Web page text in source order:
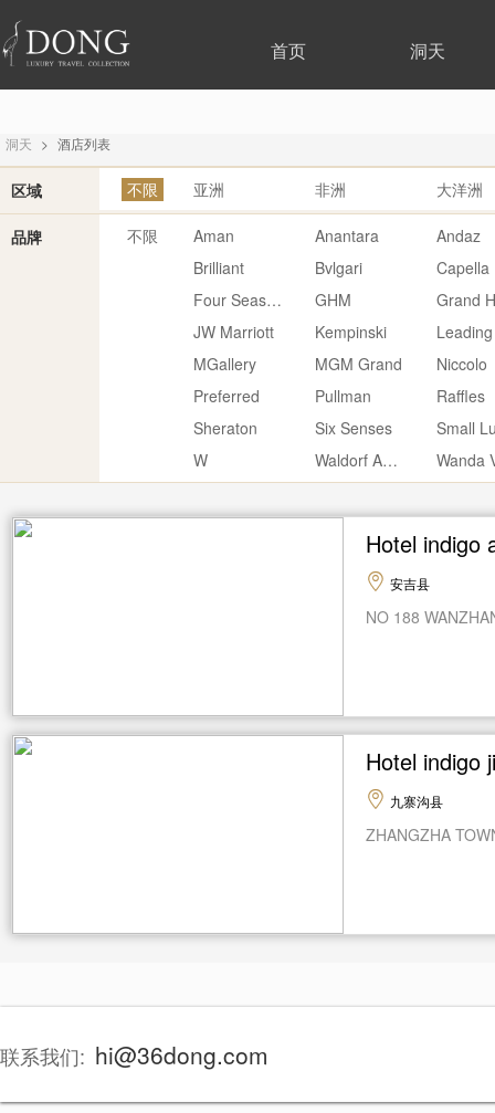
首页 洞天
洞天 > 酒店列表
区域 不限 亚洲 非洲 大洋洲
品牌 不限 Aman Anantara
Andaz
Brilliant
Bvlgari
Capella
Four Seasons
GHM
Grand
JW Marriott
Kempinski
Leading
MGallery
MGM Grand
Niccolo
Preferred
Pullman
Raffles
Sheraton
Six Senses
W
Waldorf Astoria Wanda
Hotel indigo
安吉县
NO 188
Hotel indigo
九寨沟县
ZHANGZHA
联系我们: hi@36dong.com